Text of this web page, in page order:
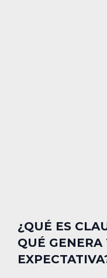
¿QUÉ ES
QUÉ GENERA